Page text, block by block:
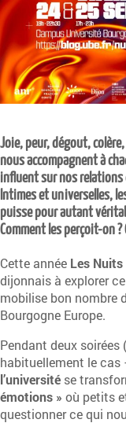
Joie, peur, dégout,
nous accompagnent à
influent sur nos relations
Intimes et universelles,
puisse pour autant
Comment les perçoit-on ?
Cette année Les
dijonnais à explorer
mobilise bon nombre
Bourgogne Europe.
Pendant deux soirées
habituellement le cas
l’université se
émotions » où petits
questionner ce qui